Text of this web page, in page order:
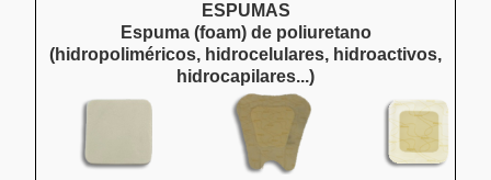
ESPUMAS
Espuma (foam) de poliuretano
(hidropoliméricos, hidrocelulares, hidroactivos,
hidrocapilares...)